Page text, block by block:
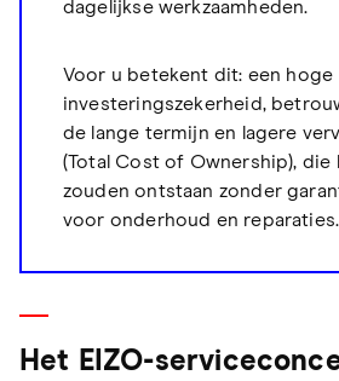
dagelijkse werkzaamheden.
Voor u betekent dit: een hoge
investeringszekerheid,
de lange termijn en lagere
(Total Cost of Ownership), die
zouden ontstaan zonder
voor onderhoud en reparaties.
Het EIZO-